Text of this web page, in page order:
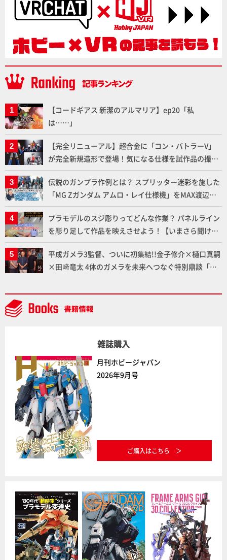
【コードギアス 新潔のアルマリア】ep20「私
は……」
【完全リニューアル】超合金に「コン・バトラーV」
が完全新規造形で登場！気になる仕様を試作品の撮り
下ろしでご紹介!!さらに「大鉄人17」＆「ワンエイ
ト」セット情報もお届け！【超合金の魂】
伝説のガンプラ作例とは？ スプリッター迷彩を施した
「MG Zガンダム アムロ・レイ仕様機」をMAX渡辺が
ふたたび塗る!!【試し読み】
プラモデルのスジ彫りってどんな作業？ パネルライン
を彫り足して作品を映えさせよう！【いまさら聞けな
いプラモデルの基礎：スジ彫りとパネルライン】
平成ガメラ3監督、ついに初集結!!金子修介×樋口真嗣
×田﨑竜太 4体のガメラを未来へつなぐ特別鼎談「ガ
雑誌購入
月刊ホビージャパン
2026年9月号
ご購入はこちら